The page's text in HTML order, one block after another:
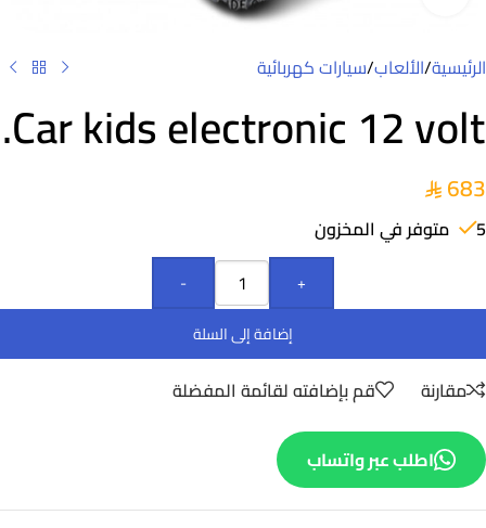
الرئيسية/الألعاب/سيارات كهربائية
Car kids electronic 12 volt.
683
5 متوفر في المخزون
-
+
إضافة إلى السلة
مقارنة قم بإضافته لقائمة المفضلة
اطلب عبر واتساب